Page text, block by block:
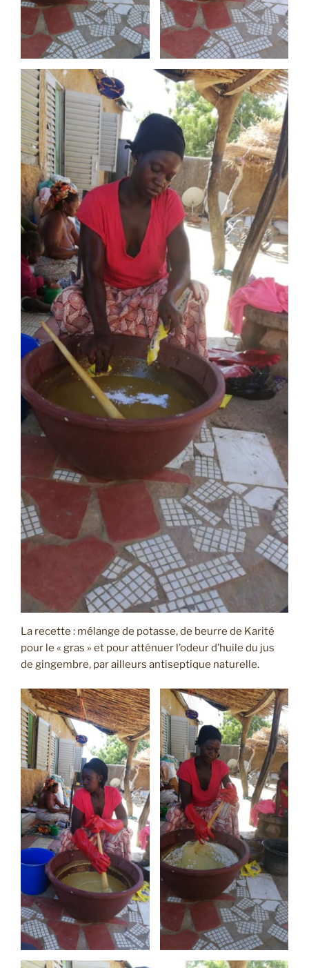
La recette : mélange de potasse, de beurre de Karité
pour le « gras » et pour atténuer l’odeur d’huile du jus
de gingembre, par ailleurs antiseptique naturelle.